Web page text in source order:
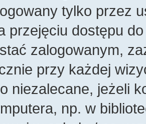
tylko przez
przejęciu dostępu
zalogowanym,
przy każdej
niezalecane, jeżeli
np. w